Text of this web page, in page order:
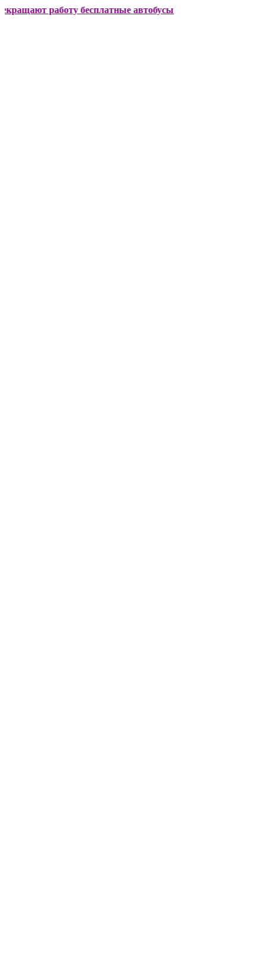
работу бесплатные автобусы